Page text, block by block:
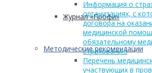
Журнал «Профи»
Методические рекомендации
Информация о
организациях, с
договора на
медицинской
обязательному
страхованию
Перечень
участвующих в